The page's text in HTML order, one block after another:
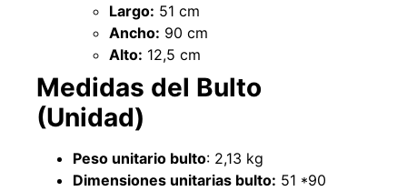
Largo: 51 cm
Ancho: 90 cm
Alto: 12,5 cm
Medidas del Bulto
(Unidad)
Peso unitario bulto: 2,13 kg
Dimensiones unitarias bulto: 51 *90